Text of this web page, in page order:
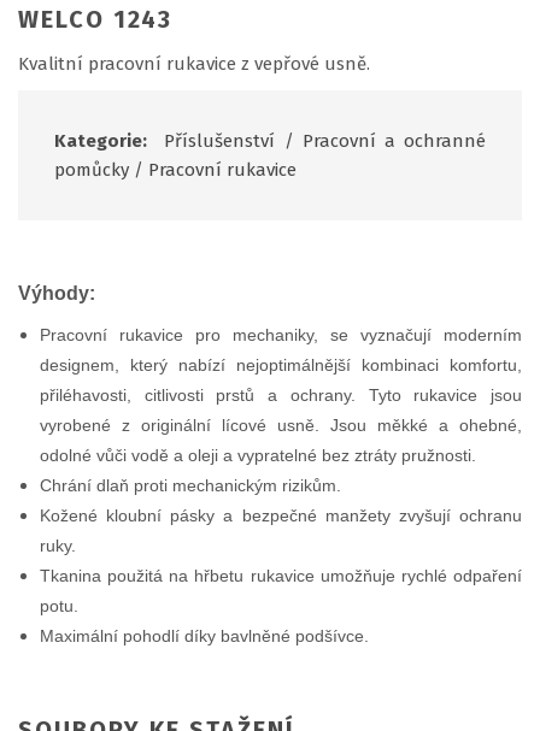
WELCO 1243
Kvalitní pracovní rukavice z vepřové usně.
Kategorie: Příslušenství / Pracovní a ochranné
pomůcky / Pracovní rukavice
Výhody:
Pracovní rukavice pro mechaniky, se vyznačují moderním
designem, který nabízí nejoptimálnější kombinaci komfortu,
přiléhavosti, citlivosti prstů a ochrany. Tyto rukavice jsou
vyrobené z originální lícové usně. Jsou měkké a ohebné,
odolné vůči vodě a oleji a vypratelné bez ztráty pružnosti.
Chrání dlaň proti mechanickým rizikům.
Kožené kloubní pásky a bezpečné manžety zvyšují ochranu
ruky.
Tkanina použitá na hřbetu rukavice umožňuje rychlé odpaření
potu.
Maximální pohodlí díky bavlněné podšívce.